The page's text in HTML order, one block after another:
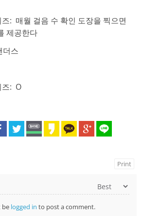
: 매월 걸음 수 확인 도장을 찍으면
제공한다
더스
즈: O
Print
be logged in to post a comment.